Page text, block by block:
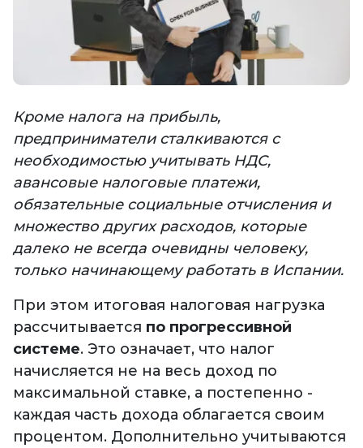
Кроме налога на прибыль,
предприниматели сталкиваются с
необходимостью учитывать НДС,
авансовые налоговые платежи,
обязательные социальные отчисления и
множество других расходов, которые
далеко не всегда очевидны человеку,
только начинающему работать в Испании.
При этом итоговая налоговая нагрузка
рассчитывается по прогрессивной
системе. Это означает, что налог
начисляется не на весь доход по
максимальной ставке, а постепенно -
каждая часть дохода облагается своим
процентом. Дополнительно учитываются